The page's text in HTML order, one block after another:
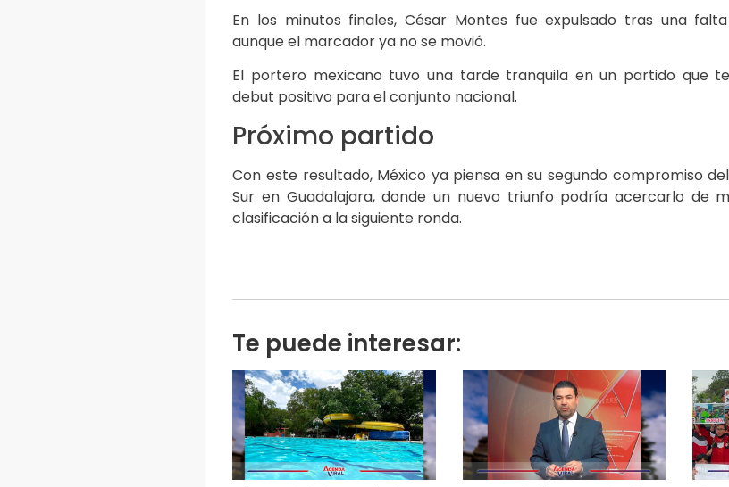
En los minutos finales, César Montes fue expulsado tras una
aunque el marcador ya no se movió.
El portero mexicano tuvo una tarde tranquila en un partido que
debut positivo para el conjunto nacional.
Próximo partido
Con este resultado, México ya piensa en su segundo compromiso
Sur en Guadalajara, donde un nuevo triunfo podría acercarlo de
clasificación a la siguiente ronda.
Te puede interesar: